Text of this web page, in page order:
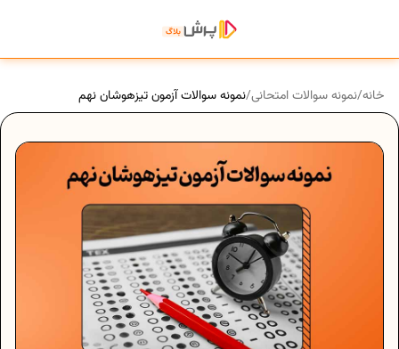
خانه/نمونه سوالات امتحانی/نمونه سوالات آزمون تیزهوشان نهم